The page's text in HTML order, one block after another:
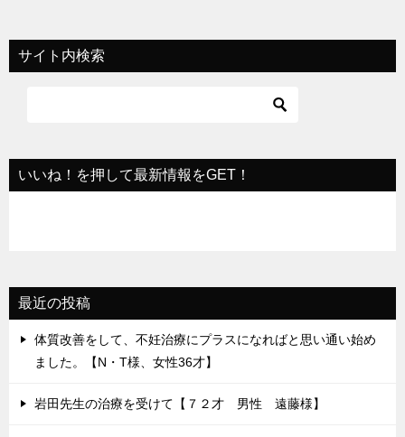
ビ
ゲ
ョ
ン
サイト内検索
いいね！を押して最新情報をGET！
最近の投稿
体質改善をして、不妊治療にプラスになればと思い通い始め
ました。【N・T様、女性36才】
岩田先生の治療を受けて【７２才 男性 遠藤様】